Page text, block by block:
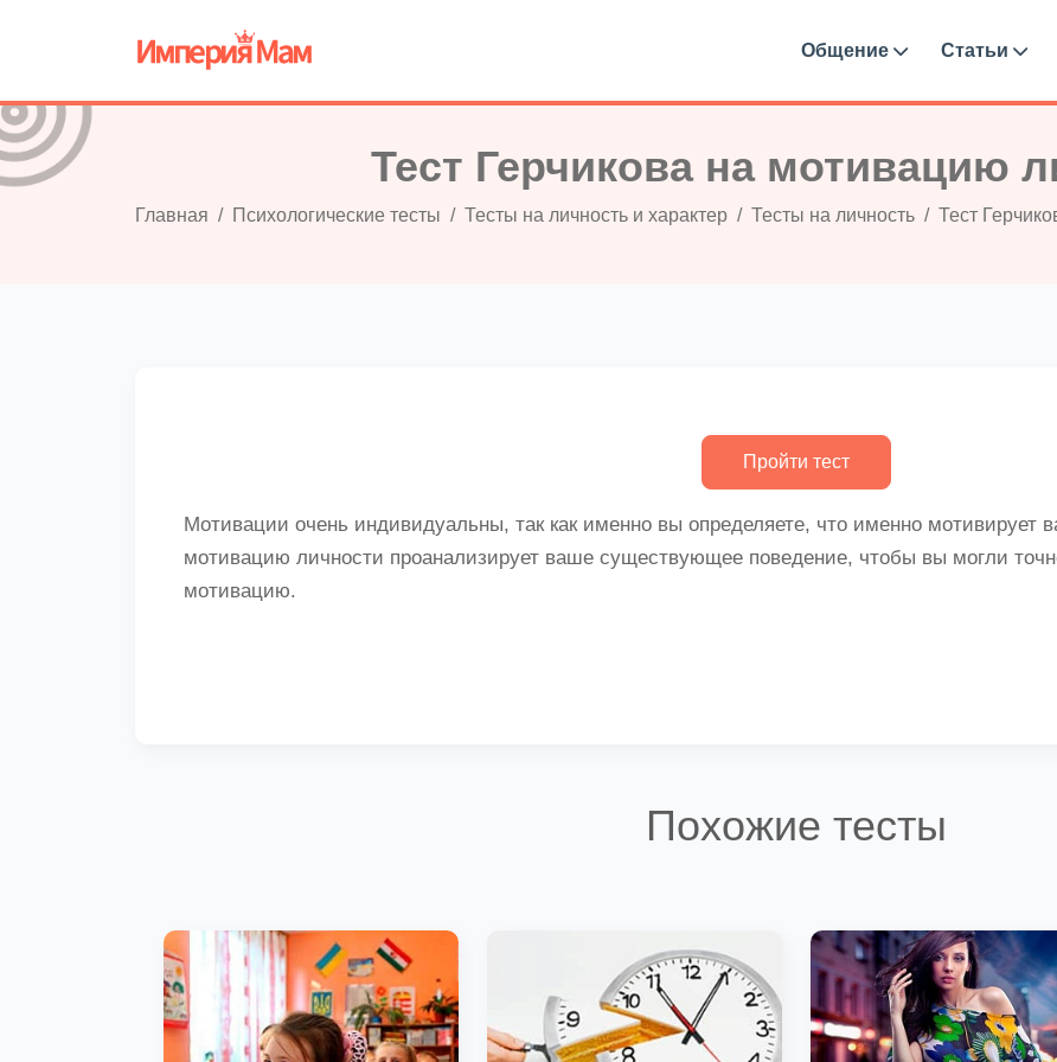
Общение Статьи
Тест Герчикова на мотивацию
Главная Психологические тесты Тесты на личность и характер Тесты на личность Тест
Мотивации очень индивидуальны, так как именно вы определяете, что именно мотивирует
мотивацию личности проанализирует ваше существующее поведение, чтобы вы могли
мотивацию.
Похожие тесты